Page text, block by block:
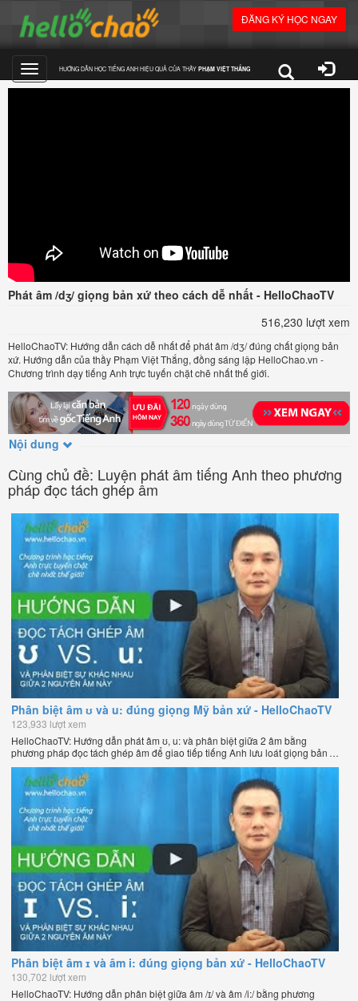
ĐĂNG KÝ HỌC NGAY
Toggle
HƯỚNG DẪN HỌC TIẾNG ANH HIỆU QUẢ CỦA THẦY PHẠM VIỆT THẮNG
Phát âm /dʒ/ giọng bản xứ theo cách dễ nhất - HelloChaoTV
516,230 lượt xem
HelloChaoTV: Hướng dẫn cách dễ nhất để phát âm /dʒ/ đúng chất giọng bản
xứ. Hướng dẫn của thầy Phạm Việt Thắng, đồng sáng lập HelloChao.vn -
Chương trình dạy tiếng Anh trực tuyến chặt chẽ nhất thế giới.
Nội dung
Cùng chủ đề: Luyện phát âm tiếng Anh theo phương
pháp đọc tách ghép âm
Phân biệt âm ʊ và u: đúng giọng Mỹ bản xứ - HelloChaoTV
123,933 lượt xem
HelloChaoTV: Hướng dẫn phát âm ʊ, u: và phân biệt giữa 2 âm bằng
phương pháp đọc tách ghép âm để giao tiếp tiếng Anh lưu loát giọng bản
xứ. Hướng dẫn học tiếng Anh hiệu quả giúp bạn nói tiếng Anh tự nhiên
như người bản xứ của thầy Phạm Việt Thắng, đồng sáng lập
HelloChao.vn - Chương trình dạy tiếng Anh trực tuyến chặt chẽ nhất thế
giới.
Phân biệt âm ɪ và âm i: đúng giọng bản xứ - HelloChaoTV
130,702 lượt xem
HelloChaoTV: Hướng dẫn phân biệt giữa âm /ɪ/ và âm /i:/ bằng phương